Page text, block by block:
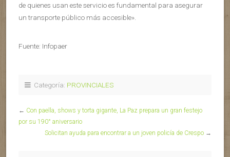
de quienes usan este servicio es fundamental para asegurar
un transporte público más accesible».
Fuente: Infopaer
Categoría: PROVINCIALES
← Con paella, shows y torta gigante, La Paz prepara un gran festejo
por su 190° aniversario
Solicitan ayuda para encontrar a un joven policía de Crespo →